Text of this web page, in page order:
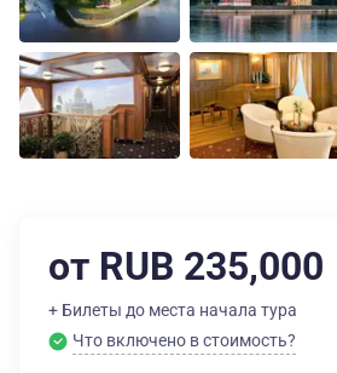
от RUB 235,000
+ Билеты до места начала тура
Что включено в стоимость?